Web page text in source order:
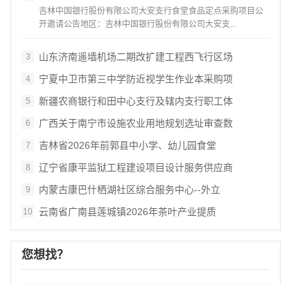
吉林中国银行股份有限公司大安支行食堂食品定点采购项目公
开邀请公告地区：吉林中国银行股份有限公司大安支...
3 山东济南遥墙机场二期改扩建工程西飞行区场
4 宁夏中卫市第三中学防近视学生作业本采购项
5 新疆农商银行和田中心支行及辖内支行职工体
6 广西关于南宁市设施农业用地规划选址审查数
7 吉林省2026年前郭县中小学、幼儿园食堂
8 辽宁省康平监狱工程建设项目设计服务供应商
9 内蒙古康巴什栖湖社区综合服务中心--外立
10 云南省广南县莲城镇2026年茶叶产业提质
您想找？